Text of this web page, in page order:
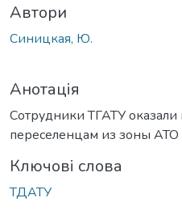
Автори
Синицкая, Ю.
Анотація
Сотрудники ТГАТУ
переселенцам из зоны АТО
Ключові слова
ТДАТУ